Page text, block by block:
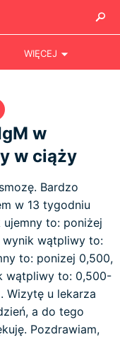
WIĘCEJ
w
w ciąży
Bardzo
w 13 tygodniu
to: poniżej
wątpliwy to:
to: ponizej 0,500,
wątpliwy to: 0,500-
Wizytę u lekarza
a do tego
Pozdrawiam,